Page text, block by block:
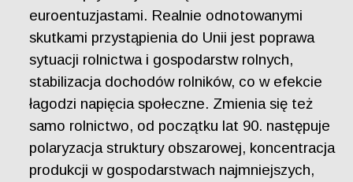
euroentuzjastami. Realnie odnotowanymi
skutkami przystąpienia do Unii jest poprawa
sytuacji rolnictwa i gospodarstw rolnych,
stabilizacja dochodów rolników, co w efekcie
łagodzi napięcia społeczne. Zmienia się też
samo rolnictwo, od początku lat 90. następuje
polaryzacja struktury obszarowej, koncentracja
produkcji w gospodarstwach najmniejszych,